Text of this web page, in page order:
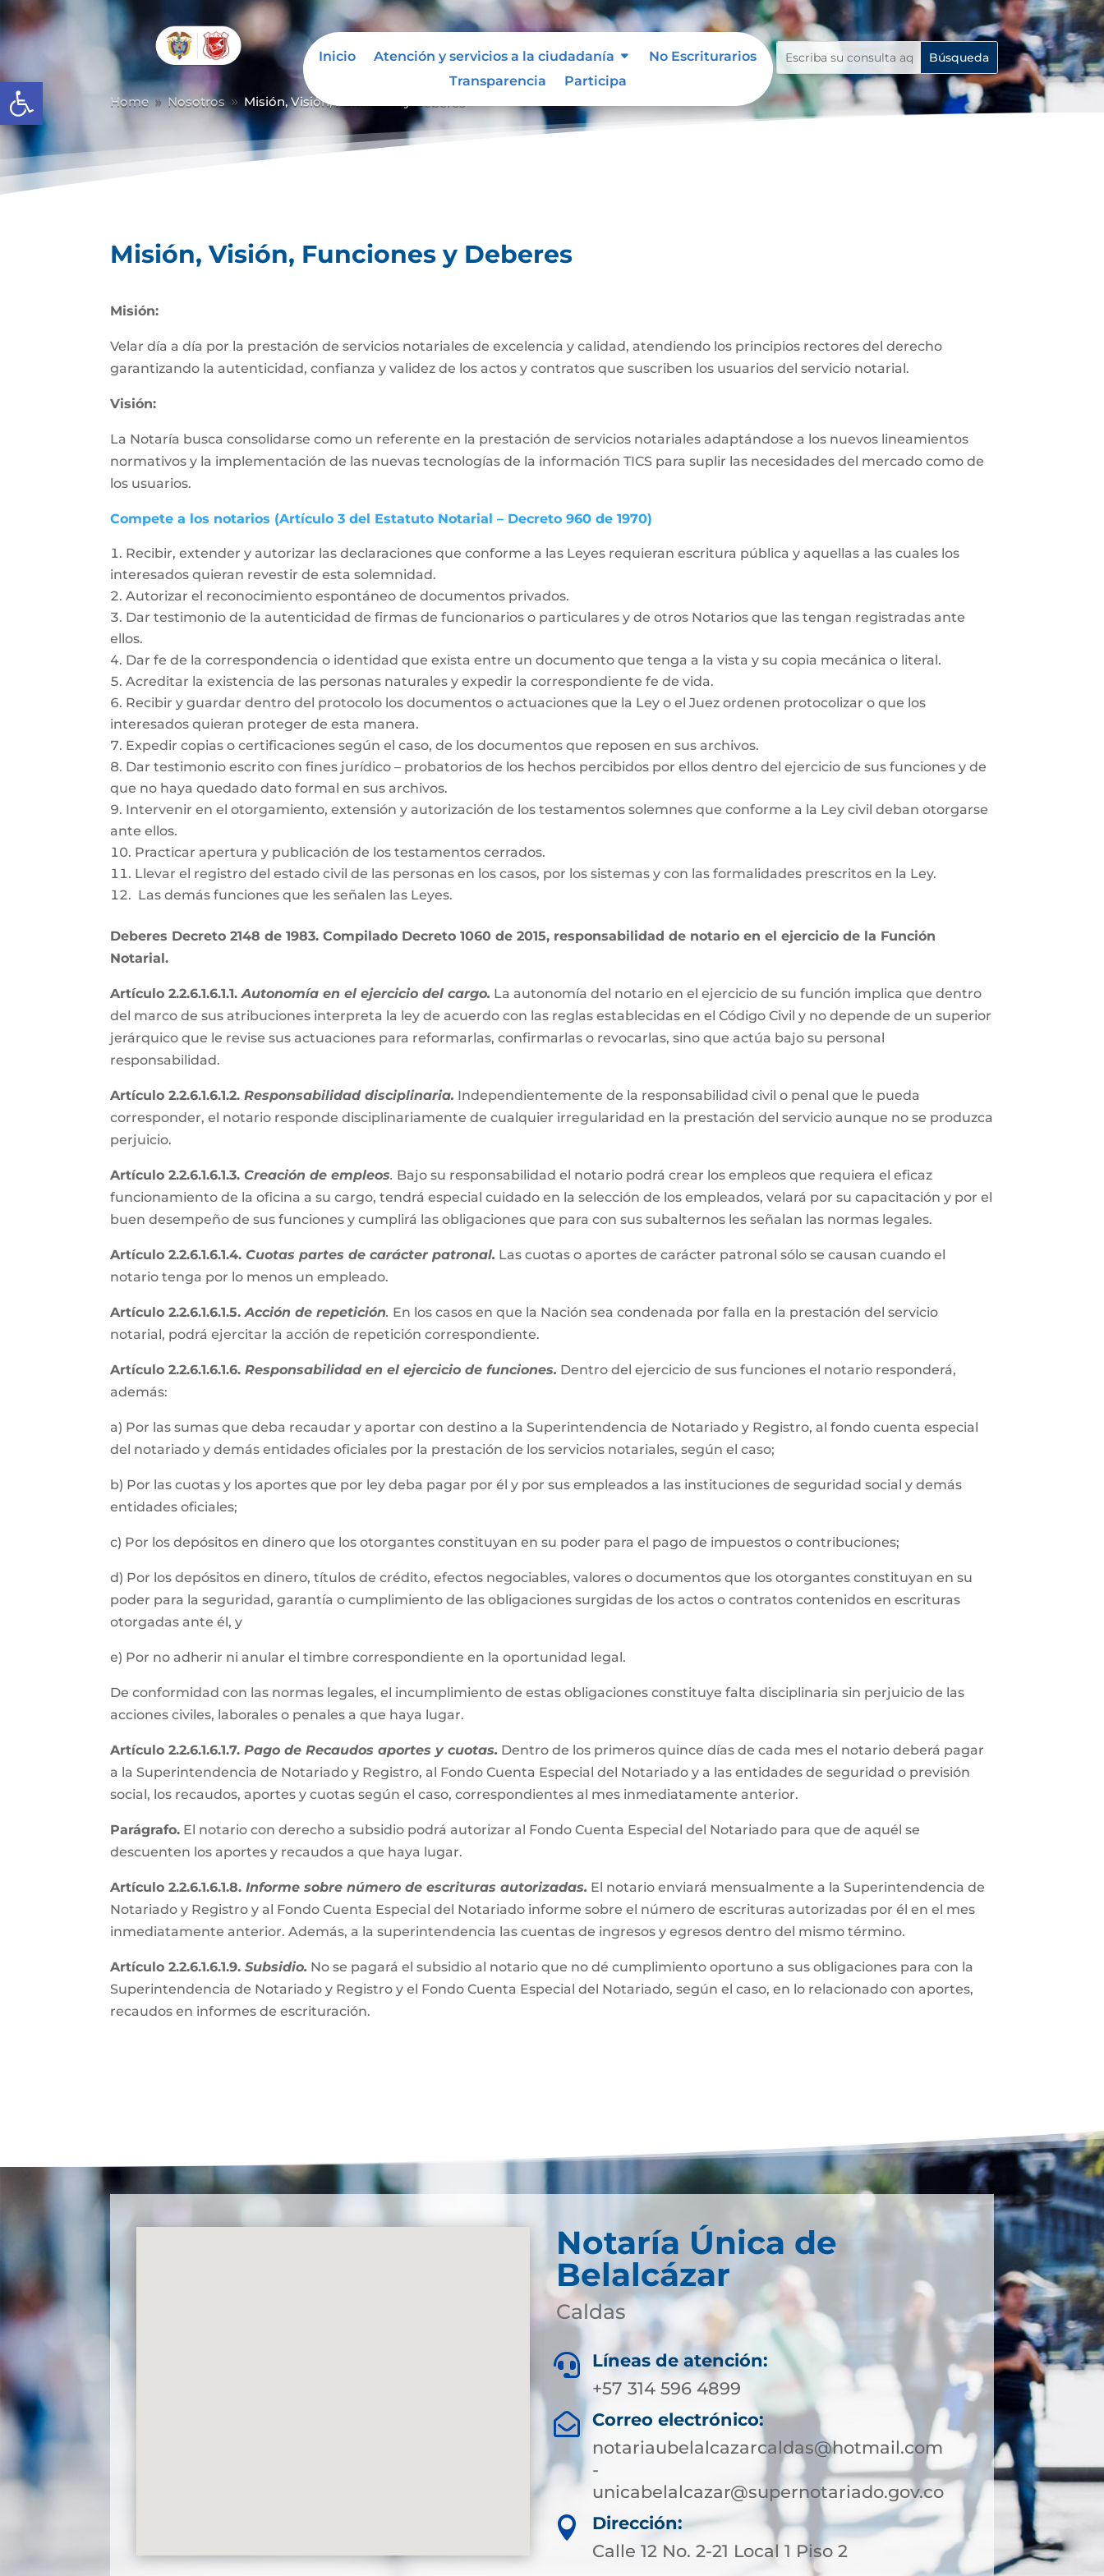
Abrir barra de herramientas
Inicio Atención y servicios a la ciudadanía
No Escriturarios
Transparencia
Participa
Home 9 Nosotros 9 Misión, Visión, Funciones y Deberes
Misión, Visión, Funciones y Deberes
Misión:
Velar día a día por la prestación de servicios notariales de excelencia y calidad, atendiendo los principios rectores del derecho
garantizando la autenticidad, confianza y validez de los actos y contratos que suscriben los usuarios del servicio notarial.
Visión:
La Notaría busca consolidarse como un referente en la prestación de servicios notariales adaptándose a los nuevos lineamientos
normativos y la implementación de las nuevas tecnologías de la información TICS para suplir las necesidades del mercado como de
los usuarios.
Compete a los notarios (Artículo 3 del Estatuto Notarial – Decreto 960 de 1970)
Recibir, extender y autorizar las declaraciones que conforme a las Leyes requieran escritura pública y aquellas a las cuales los
interesados quieran revestir de esta solemnidad.
Autorizar el reconocimiento espontáneo de documentos privados.
Dar testimonio de la autenticidad de firmas de funcionarios o particulares y de otros Notarios que las tengan registradas ante
ellos.
Dar fe de la correspondencia o identidad que exista entre un documento que tenga a la vista y su copia mecánica o literal.
Acreditar la existencia de las personas naturales y expedir la correspondiente fe de vida.
Recibir y guardar dentro del protocolo los documentos o actuaciones que la Ley o el Juez ordenen protocolizar o que los
interesados quieran proteger de esta manera.
Expedir copias o certificaciones según el caso, de los documentos que reposen en sus archivos.
Dar testimonio escrito con fines jurídico – probatorios de los hechos percibidos por ellos dentro del ejercicio de sus funciones y de
que no haya quedado dato formal en sus archivos.
Intervenir en el otorgamiento, extensión y autorización de los testamentos solemnes que conforme a la Ley civil deban otorgarse
ante ellos.
Practicar apertura y publicación de los testamentos cerrados.
Llevar el registro del estado civil de las personas en los casos, por los sistemas y con las formalidades prescritos en la Ley.
Las demás funciones que les señalen las Leyes.
Deberes Decreto 2148 de 1983. Compilado Decreto 1060 de 2015, responsabilidad de notario en el ejercicio de la Función
Notarial.
Artículo 2.2.6.1.6.1.1.Autonomía en el ejercicio del cargo. La autonomía del notario en el ejercicio de su función implica que dentro
del marco de sus atribuciones interpreta la ley de acuerdo con las reglas establecidas en el Código Civil y no depende de un superior
jerárquico que le revise sus actuaciones para reformarlas, confirmarlas o revocarlas, sino que actúa bajo su personal
responsabilidad.
Artículo 2.2.6.1.6.1.2. Responsabilidad disciplinaria. Independientemente de la responsabilidad civil o penal que le pueda
corresponder, el notario responde disciplinariamente de cualquier irregularidad en la prestación del servicio aunque no se produzca
perjuicio.
Artículo 2.2.6.1.6.1.3.Creación de empleos. Bajo su responsabilidad el notario podrá crear los empleos que requiera el eficaz
funcionamiento de la oficina a su cargo, tendrá especial cuidado en la selección de los empleados, velará por su capacitación y por el
buen desempeño de sus funciones y cumplirá las obligaciones que para con sus subalternos les señalan las normas legales.
Artículo 2.2.6.1.6.1.4.Cuotas partes de carácter patronal. Las cuotas o aportes de carácter patronal sólo se causan cuando el
notario tenga por lo menos un empleado.
Artículo 2.2.6.1.6.1.5.Acción de repetición. En los casos en que la Nación sea condenada por falla en la prestación del servicio
notarial, podrá ejercitar la acción de repetición correspondiente.
Artículo 2.2.6.1.6.1.6.Responsabilidad en el ejercicio de funciones. Dentro del ejercicio de sus funciones el notario responderá,
además:
a) Por las sumas que deba recaudar y aportar con destino a la Superintendencia de Notariado y Registro, al fondo cuenta especial
del notariado y demás entidades oficiales por la prestación de los servicios notariales, según el caso;
b) Por las cuotas y los aportes que por ley deba pagar por él y por sus empleados a las instituciones de seguridad social y demás
entidades oficiales;
c) Por los depósitos en dinero que los otorgantes constituyan en su poder para el pago de impuestos o contribuciones;
d) Por los depósitos en dinero, títulos de crédito, efectos negociables, valores o documentos que los otorgantes constituyan en su
poder para la seguridad, garantía o cumplimiento de las obligaciones surgidas de los actos o contratos contenidos en escrituras
otorgadas ante él, y
e) Por no adherir ni anular el timbre correspondiente en la oportunidad legal.
De conformidad con las normas legales, el incumplimiento de estas obligaciones constituye falta disciplinaria sin perjuicio de las
acciones civiles, laborales o penales a que haya lugar.
Artículo 2.2.6.1.6.1.7.Pago de Recaudos aportes y cuotas. Dentro de los primeros quince días de cada mes el notario deberá pagar
a la Superintendencia de Notariado y Registro, al Fondo Cuenta Especial del Notariado y a las entidades de seguridad o previsión
social, los recaudos, aportes y cuotas según el caso, correspondientes al mes inmediatamente anterior.
Parágrafo. El notario con derecho a subsidio podrá autorizar al Fondo Cuenta Especial del Notariado para que de aquél se
descuenten los aportes y recaudos a que haya lugar.
Artículo 2.2.6.1.6.1.8.Informe sobre número de escrituras autorizadas. El notario enviará mensualmente a la Superintendencia de
Notariado y Registro y al Fondo Cuenta Especial del Notariado informe sobre el número de escrituras autorizadas por él en el mes
inmediatamente anterior. Además, a la superintendencia las cuentas de ingresos y egresos dentro del mismo término.
Artículo 2.2.6.1.6.1.9.Subsidio. No se pagará el subsidio al notario que no dé cumplimiento oportuno a sus obligaciones para con la
Superintendencia de Notariado y Registro y el Fondo Cuenta Especial del Notariado, según el caso, en lo relacionado con aportes,
recaudos en informes de escrituración.
Notaría Única de
Belalcázar
Caldas

Líneas de atención:
+57 314 596 4899

Correo electrónico:
notariaubelalcazarcaldas@hotmail.com
-
unicabelalcazar@supernotariado.gov.co

Dirección:
Calle 12 No. 2-21 Local 1 Piso 2